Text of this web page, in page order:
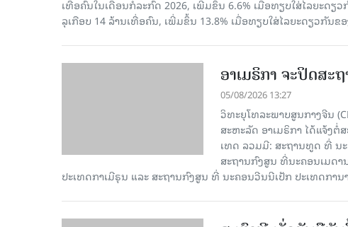
ເທື່ອ​ຄົນ​ໃນ​ເດືອນ​ກໍ​ລະ​ກົດ 2026, ເພີ່ມ​ຂຶ້ນ 6.6% ເມື່ອ​ທຽບ​ໃສ່​ໄລ​ຍະ​ດ
ລຸ​ເກືອບ 14 ລ້ານ​ເທື່ອ​ຄົນ, ເພີ່ມ​ຂຶ້ນ 13.8% ເມື່ອ​ທຽບ​ໃສ່​ໄລ​ຍະ​ດຽວ​ກັນ​ຂ
ອາເມຣິກາ ຈະປິດສະ
05/08/2026 13:27
ວິທະຍຸໂທລະພາບສູນກາງຈີນ
ສະຫະລັດ ອາເມຣິກາ ໄດ້ແຈ້ງ
ເທດ ລວມມີ: ສະຖານທູດ ທີ່ ນະ
ສະຖານກົງສູນ ທີ່ນະຄອນເມດາ
ປະເທດກາເ​ມີຣຸນ ແລະ ສະຖານກົງສູນ ທີ່ ນະຄອນວີນນີເປັກ ປະເທດການ